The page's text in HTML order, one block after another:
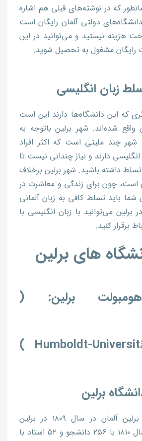
که در نوشته‌های قبلی هم اشاره
دولتی آلمان رایگان است
هزینه نیستید و می‌توانید در این
رایگان مشغول به تحصیل شوید.
زبان انگلیسی
که این دانشگاه‌ها دارند این است
شده‌اند. شهر برلین باتوجه به
چند ملیتی است که اکثر افراد
دارند و نیاز چندانی نیست تا
تسلط داشته باشید. شهر برلین برخلاف
است، چون برای زندگی و معاشرت در
شما باید تسلط کافی به زبان آلمانی
برلین می‌توانید با زبان انگلیسی با
برقرار کنید.
های برلین
برلین: (
Humboldt-Universität zu Berlin )
برلین
دانشگاه هومبولت برلین آلمان در سال ۱۸۰۹ در برلین
تاسیس شد و در سال ۱۸۱۰ با ۲۵۶ دانشجو و ۵۲ استاد با